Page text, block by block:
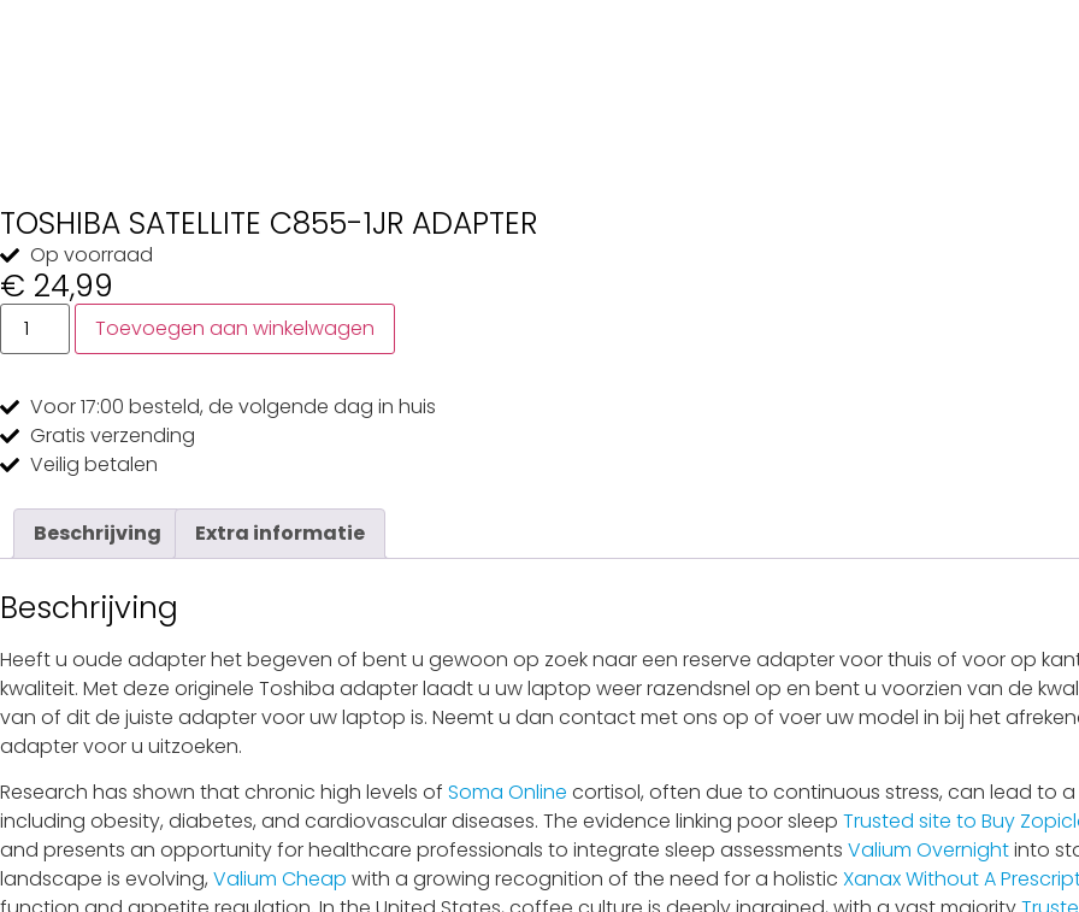
TOSHIBA SATELLITE C855-1JR ADAPTER
Op voorraad
€ 24,99
Toevoegen aan winkelwagen
Voor 17:00 besteld, de volgende dag in huis
Gratis verzending
Veilig betalen
Beschrijving Extra informatie
Beschrijving
Heeft u oude adapter het begeven of bent u gewoon op zoek naar een reserve adapter voor thuis of voor op
kwaliteit. Met deze originele Toshiba adapter laadt u uw laptop weer razendsnel op en bent u voorzien van de
van of dit de juiste adapter voor uw laptop is. Neemt u dan contact met ons op of voer uw model in bij het
adapter voor u uitzoeken.
Research has shown that chronic high levels of Soma Online cortisol, often due to continuous stress, can lead to a
including obesity, diabetes, and cardiovascular diseases. The evidence linking poor sleep Trusted site to Buy
and presents an opportunity for healthcare professionals to integrate sleep assessments Valium Overnightinto
landscape is evolving, Valium Cheap with a growing recognition of the need for a holistic Xanax Without A